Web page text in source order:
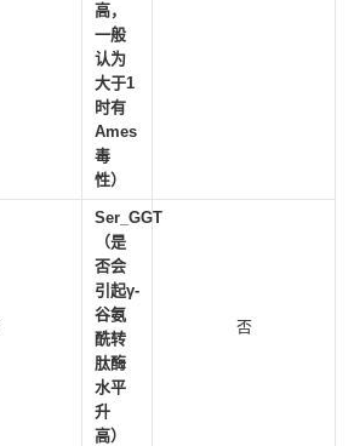
高，
一般
认为
大于1
时有
Ames
毒
性）
Ser_GGT
（是
否会
引起γ-
谷氨
酰转
肽酶
水平
升
高）
否